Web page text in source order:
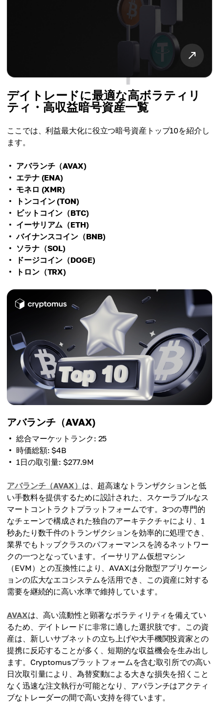
デイトレードに最適な高ボラティリ
ティ・高収益暗号資産一覧
ここでは、利益最大化に役立つ暗号資産トップ10を紹介し
ます。
アバランチ（AVAX)
エテナ (ENA)
モネロ (XMR)
トンコイン (TON)
ビットコイン（BTC)
イーサリアム（ETH)
バイナンスコイン（BNB)
ソラナ（SOL)
ドージコイン（DOGE)
トロン（TRX)
アバランチ（AVAX)
総合マーケットランク: 25
時価総額: $4B
1日の取引量: $277.9M
アバランチ（AVAX） は、超高速なトランザクションと低
い手数料を提供するために設計された、スケーラブルなス
マートコントラクトプラットフォームです。3つの専門的
なチェーンで構成された独自のアーキテクチャにより、1
秒あたり数千件のトランザクションを効率的に処理でき、
業界でもトップクラスのパフォーマンスを誇るネットワー
クの一つとなっています。イーサリアム仮想マシン
（EVM）との互換性により、AVAXは分散型アプリケーシ
ョンの広大なエコシステムを活用でき、この資産に対する
需要を継続的に高い水準で維持しています。
AVAXは、高い流動性と顕著なボラティリティを備えてい
るため、デイトレードに非常に適した選択肢です。この資
産は、新しいサブネットの立ち上げや大手機関投資家との
提携に反応することが多く、短期的な収益機会を生み出し
ます。Cryptomusプラットフォームを含む取引所での高い
日次取引量により、為替変動による大きな損失を招くこと
なく迅速な注文執行が可能となり、アバランチはアクティ
ブなトレーダーの間で高い支持を得ています。